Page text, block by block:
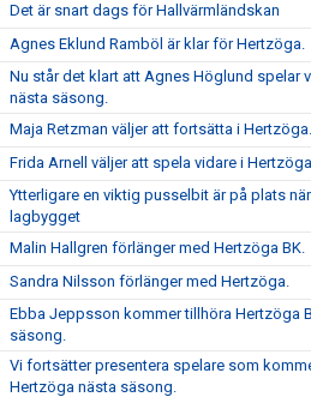
Det är snart dags för Hallvärmländskan
Agnes Eklund Ramböl är klar för Hertzöga.
Nu står det klart att Agnes Höglund spelar
nästa säsong.
Maja Retzman väljer att fortsätta i Hertzöga.
Frida Arnell väljer att spela vidare i
Ytterligare en viktig pusselbit är på plats
lagbygget
Malin Hallgren förlänger med Hertzöga BK.
Sandra Nilsson förlänger med Hertzöga.
Ebba Jeppsson kommer tillhöra Hertzöga
säsong.
Vi fortsätter presentera spelare som
Hertzöga nästa säsong.